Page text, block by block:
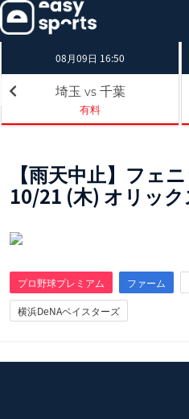
08月09日 16:50
埼玉 vs 千葉
有料
【雨天中止】フェ
10/21 (木) オリッ
プロ野球プレミアム ファーム
横浜DeNAベイスターズ